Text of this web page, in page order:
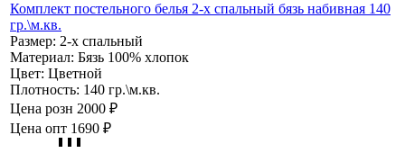
Комплект постельного белья 2-х спальный бязь набивная 140
гр.\м.кв.
Размер: 2-х спальный
Материал: Бязь 100% хлопок
Цвет: Цветной
Плотность: 140 гр.\м.кв.
Цена розн 2000 ₽
Цена опт 1690 ₽